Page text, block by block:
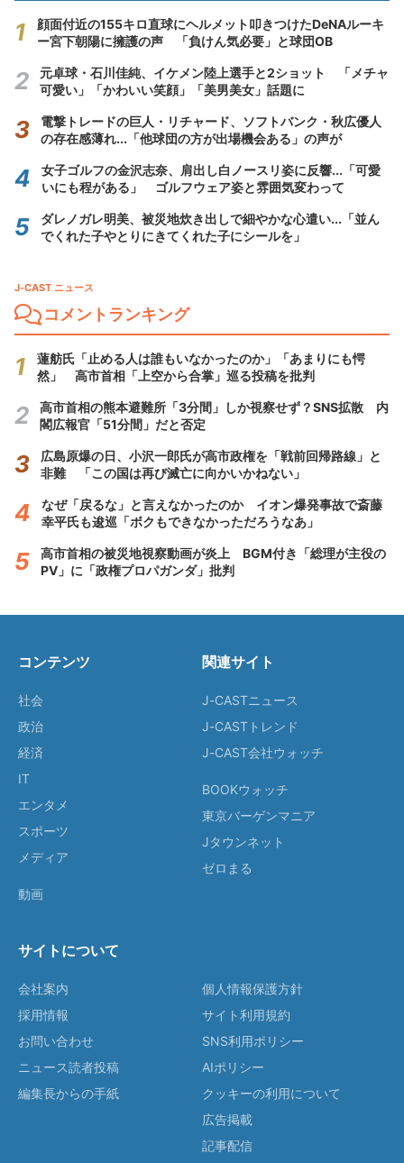
顔面付近の155キロ直球にヘルメット叩きつけたDeNAルーキ
ー宮下朝陽に擁護の声 「負けん気必要」と球団OB
元卓球・石川佳純、イケメン陸上選手と2ショット 「メチャ
可愛い」「かわいい笑顔」「美男美女」話題に
電撃トレードの巨人・リチャード、ソフトバンク・秋広優人
の存在感薄れ...「他球団の方が出場機会ある」の声が
女子ゴルフの金沢志奈、肩出し白ノースリ姿に反響...「可愛
いにも程がある」 ゴルフウェア姿と雰囲気変わって
ダレノガレ明美、被災地炊き出しで細やかな心遣い...「並ん
でくれた子やとりにきてくれた子にシールを」
J-CAST ニュース
コメントランキング
蓮舫氏「止める人は誰もいなかったのか」「あまりにも愕
然」 高市首相「上空から合掌」巡る投稿を批判
高市首相の熊本避難所「3分間」しか視察せず？SNS拡散 内
閣広報官「51分間」だと否定
広島原爆の日、小沢一郎氏が高市政権を「戦前回帰路線」と
非難 「この国は再び滅亡に向かいかねない」
なぜ「戻るな」と言えなかったのか イオン爆発事故で斎藤
幸平氏も逡巡「ボクもできなかっただろうなあ」
高市首相の被災地視察動画が炎上 BGM付き「総理が主役の
PV」に「政権プロパガンダ」批判
コンテンツ
社会
政治
経済
IT
エンタメ
スポーツ
メディア
動画
関連サイト
J-CASTニュース
J-CASTトレンド
J-CAST会社ウォッチ
BOOKウォッチ
東京バーゲンマニア
Jタウンネット
ゼロまる
サイトについて
会社案内
採用情報
お問い合わせ
ニュース読者投稿
編集長からの手紙
個人情報保護方針
サイト利用規約
SNS利用ポリシー
AIポリシー
クッキーの利用について
広告掲載
記事配信